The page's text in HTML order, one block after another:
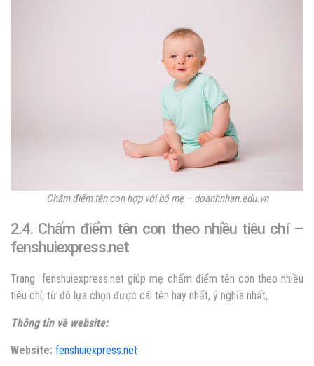
Chấm điểm tên con hợp với bố mẹ – doanhnhan.edu.vn
2.4. Chấm điểm tên con theo nhiều tiêu chí –
fenshuiexpress.net
Trang fenshuiexpress.net giúp mẹ chấm điểm tên con theo nhiều
tiêu chí, từ đó lựa chọn được cái tên hay nhất, ý nghĩa nhất,
Thông tin về website:
Website: fenshuiexpress.net